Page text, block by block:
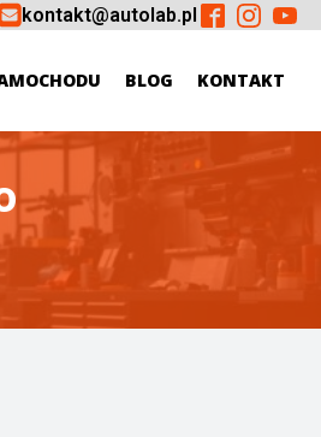
kontakt@autolab.pl
BLOG KONTAKT